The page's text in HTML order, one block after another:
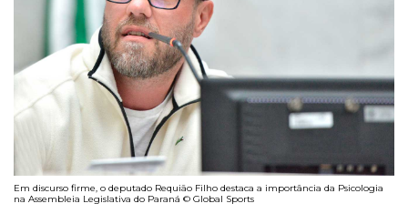
Em discurso firme, o deputado Requião Filho destaca a importância da Psicologia
na Assembleia Legislativa do Paraná © Global Sports